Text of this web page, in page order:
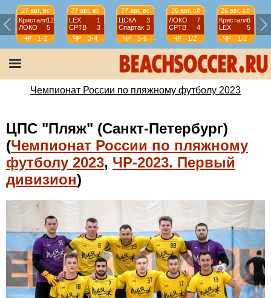
27 авг, вс
Кристалл12
ЛОКО
5
ЧР
1-2
27 авг, вс
LEX
1
СРТВ
3
ЧР
3-4
27 авг, вс
ЦСКА
3
Спартак 3
ЧР
5-6
26 авг, сб
ЛОКО
7
СРТВ
4
ЧР
1/2
26 авг, сб
Кристалл6
LEX
5
ЧР
1/2
Чемпионат России по пляжному футболу 2023
ЦПС "Пляж" (Санкт-Петербург)
(Чемпионат России по пляжному
футболу 2023, ЧР-2023. Первый
дивизион)